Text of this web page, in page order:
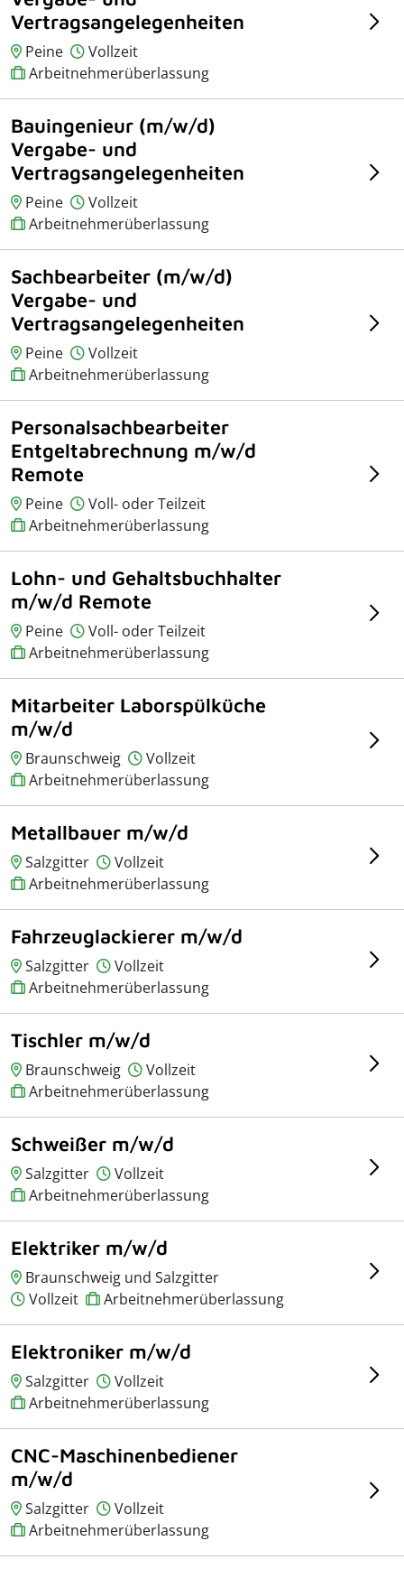
Vertragsangelegenheiten
Peine
Vollzeit
Arbeitnehmerüberlassung
Bauingenieur (m/w/d)
Vergabe- und
Vertragsangelegenheiten
Peine
Vollzeit
Arbeitnehmerüberlassung
Sachbearbeiter (m/w/d)
Vergabe- und
Vertragsangelegenheiten
Peine
Vollzeit
Arbeitnehmerüberlassung
Personalsachbearbeiter
Entgeltabrechnung m/w/d
Remote
Peine
Voll- oder Teilzeit
Arbeitnehmerüberlassung
Lohn- und Gehaltsbuchhalter
m/w/d Remote
Peine
Voll- oder Teilzeit
Arbeitnehmerüberlassung
Mitarbeiter Laborspülküche
m/w/d
Braunschweig
Vollzeit
Arbeitnehmerüberlassung
Metallbauer m/w/d
Salzgitter
Vollzeit
Arbeitnehmerüberlassung
Fahrzeuglackierer m/w/d
Salzgitter
Vollzeit
Arbeitnehmerüberlassung
Tischler m/w/d
Braunschweig
Vollzeit
Arbeitnehmerüberlassung
Schweißer m/w/d
Salzgitter
Vollzeit
Arbeitnehmerüberlassung
Elektriker m/w/d
Braunschweig und Salzgitter
Vollzeit
Arbeitnehmerüberlassung
Elektroniker m/w/d
Salzgitter
Vollzeit
Arbeitnehmerüberlassung
CNC-Maschinenbediener
m/w/d
Salzgitter
Vollzeit
Arbeitnehmerüberlassung